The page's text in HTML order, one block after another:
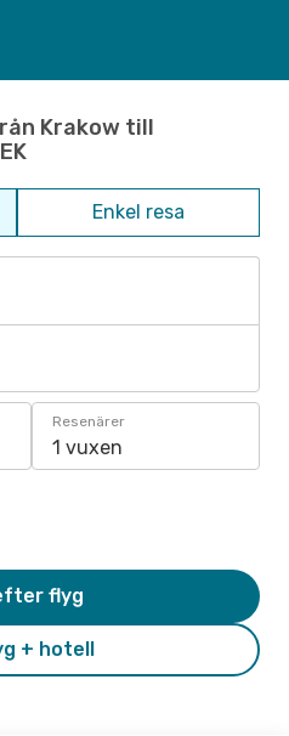
Krakow till
Enkel resa
Resenärer
1 vuxen
+ hotell
flyg